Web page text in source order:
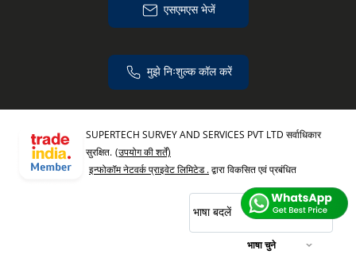
एसएमएस भेजें
मुझे निःशुल्क कॉल करें
SUPERTECH SURVEY AND SERVICES PVT LTD सर्वाधिकार
सुरक्षित. (उपयोग की शर्तें)
इन्फोकॉम नेटवर्क प्राइवेट लिमिटेड .द्वारा विकसित एवं प्रबंधित
भाषा बदलें
भाषा चुने